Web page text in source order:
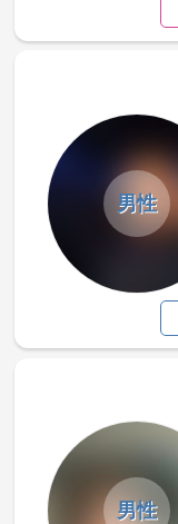
男性
男性